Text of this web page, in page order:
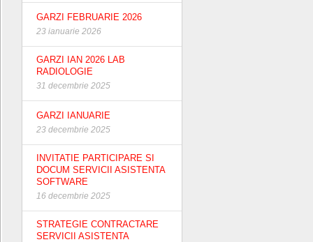
GARZI FEBRUARIE 2026
23 ianuarie 2026
GARZI IAN 2026 LAB
RADIOLOGIE
31 decembrie 2025
GARZI IANUARIE
23 decembrie 2025
INVITATIE PARTICIPARE SI
DOCUM SERVICII ASISTENTA
SOFTWARE
16 decembrie 2025
STRATEGIE CONTRACTARE
SERVICII ASISTENTA